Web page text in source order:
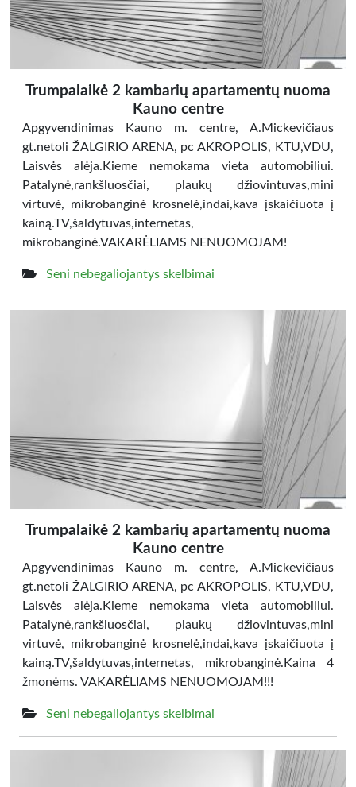
Trumpalaikė 2 kambarių apartamentų nuoma
Kauno centre
Apgyvendinimas Kauno m. centre, A.Mickevičiaus
gt.netoli ŽALGIRIO ARENA, pc AKROPOLIS, KTU,VDU,
Laisvės alėja.Kieme nemokama vieta automobiliui.
Patalynė,rankšluosčiai, plaukų džiovintuvas,mini
virtuvė, mikrobanginė krosnelė,indai,kava įskaičiuota į
kainą.TV,šaldytuvas,internetas,
mikrobanginė.VAKARĖLIAMS NENUOMOJAM!
Seni nebegaliojantys skelbimai
Trumpalaikė 2 kambarių apartamentų nuoma
Kauno centre
Apgyvendinimas Kauno m. centre, A.Mickevičiaus
gt.netoli ŽALGIRIO ARENA, pc AKROPOLIS, KTU,VDU,
Laisvės alėja.Kieme nemokama vieta automobiliui.
Patalynė,rankšluosčiai, plaukų džiovintuvas,mini
virtuvė, mikrobanginė krosnelė,indai,kava įskaičiuota į
kainą.TV,šaldytuvas,internetas, mikrobanginė.Kaina 4
žmonėms. VAKARĖLIAMS NENUOMOJAM!!!
Seni nebegaliojantys skelbimai